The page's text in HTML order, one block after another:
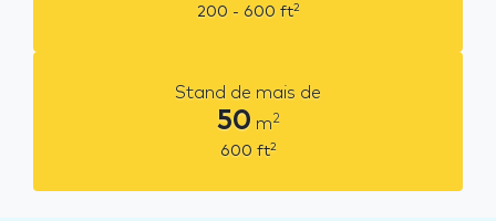
200 - 600 ft2
Stand de mais de
50 m2
600 ft2